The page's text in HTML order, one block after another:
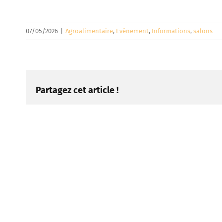
07/05/2026 Agroalimentaire, Evènement, Informations, salons
Partagez cet article !